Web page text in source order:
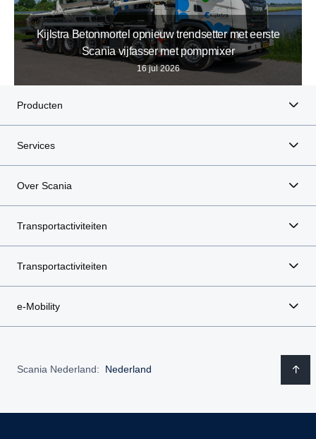
Kijlstra Betonmortel opnieuw trendsetter met eerste
Scania vijfasser met pompmixer
16 jul 2026
Producten
Services
Over Scania
Transportactiviteiten
Transportactiviteiten
e-Mobility
Scania Nederland: Nederland